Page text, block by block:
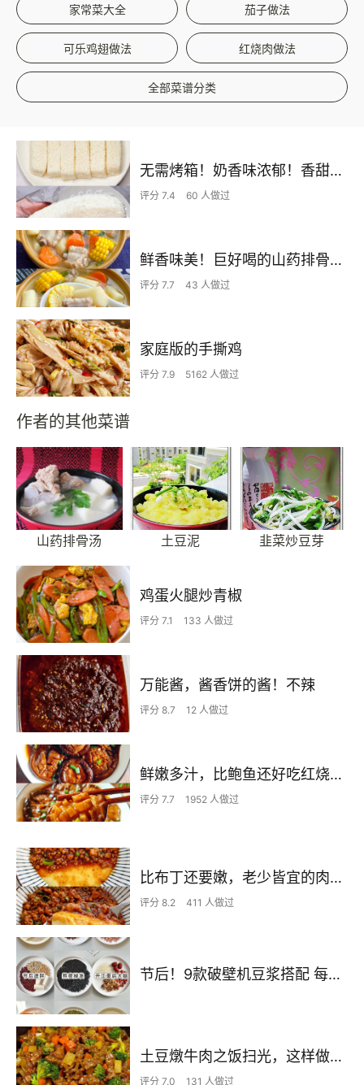
家常菜大全 茄子做法
可乐鸡翅做法 红烧肉做法
全部菜谱分类
无需烤箱！奶香味浓郁！香甜嫩滑的椰蓉奶糕
评分 7.4 60 人做过
鲜香味美！巨好喝的山药排骨汤！！
评分 7.7 43 人做过
家庭版的手撕鸡
评分 7.9 5162 人做过
作者的其他菜谱
山药排骨汤 土豆泥 韭菜炒豆芽
鸡蛋火腿炒青椒
评分 7.1 133 人做过
万能酱，酱香饼的酱！不辣
评分 8.7 12 人做过
鲜嫩多汁，比鲍鱼还好吃红烧香菇
评分 7.7 1952 人做过
比布丁还要嫩，老少皆宜的肉沫蒸蛋
评分 8.2 411 人做过
节后！9款破壁机豆浆搭配 每天不重样喝出好状态！
土豆燉牛肉之饭扫光，这样做也太香了吧，还没出锅已是浓香四溢了
评分 7.0 131 人做过